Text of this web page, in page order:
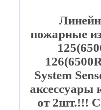
пожарные
System
аксессуары
от